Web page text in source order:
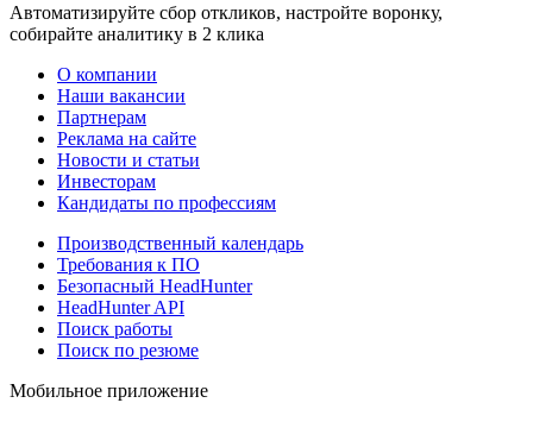
Автоматизируйте сбор откликов, настройте воронку,
собирайте аналитику в 2 клика
О компании
Наши вакансии
Партнерам
Реклама на сайте
Новости и статьи
Инвесторам
Кандидаты по профессиям
Производственный календарь
Требования к ПО
Безопасный HeadHunter
HeadHunter API
Поиск работы
Поиск по резюме
Мобильное приложение